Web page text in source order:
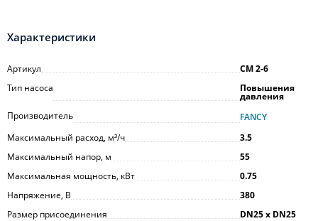
Характеристики
Артикул
CM 2-6
Тип насоса
Повышения
давления
Производитель
FANCY
Максимальный расход, м³/ч
3.5
Максимальный напор, м
55
Максимальная мощность, кВт
0.75
Напряжение, В
380
Размер присоединения
DN25 х DN25